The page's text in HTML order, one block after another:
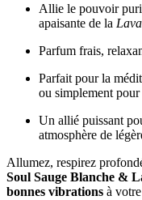
Allie le pouvoir
apaisante de la
Parfum frais,
Parfait pour la
ou simplement
Un allié puissant
atmosphère de
Allumez, respirez
Soul Sauge Blanche &
bonnes vibrations à